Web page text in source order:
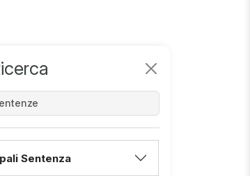
Sentenza